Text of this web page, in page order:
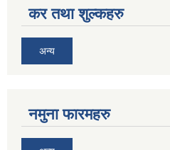
कर तथा शुल्कहरु
अन्य
नमुना फारमहरु